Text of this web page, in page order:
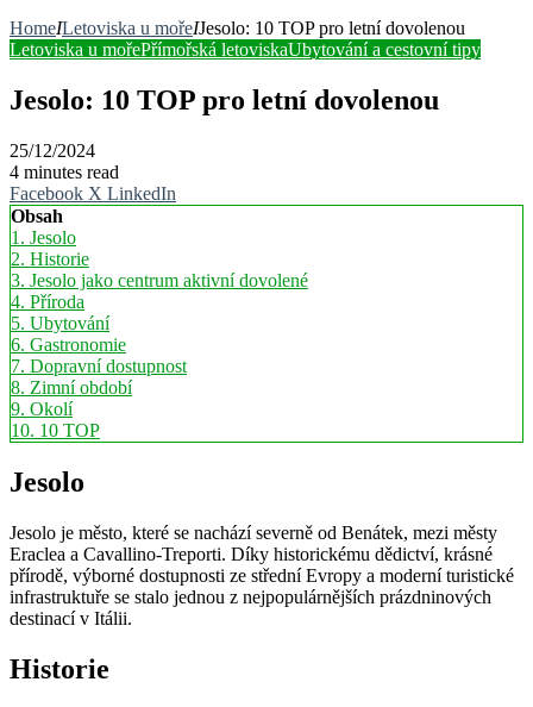
HomeILetoviska u mořeIJesolo: 10 TOP pro letní dovolenou
Letoviska u mořePřímořská letoviskaUbytování a cestovní tipy
Jesolo: 10 TOP pro letní dovolenou
25/12/2024
4 minutes read
Facebook X LinkedIn
Obsah
1. Jesolo
2. Historie
3. Jesolo jako centrum aktivní dovolené
4. Příroda
5. Ubytování
6. Gastronomie
7. Dopravní dostupnost
8. Zimní období
9. Okolí
10. 10 TOP
Jesolo
Jesolo je město, které se nachází severně od Benátek, mezi městy
Eraclea a Cavallino-Treporti. Díky historickému dědictví, krásné
přírodě, výborné dostupnosti ze střední Evropy a moderní turistické
infrastruktuře se stalo jednou z nejpopulárnějších prázdninových
destinací v Itálii.
Historie